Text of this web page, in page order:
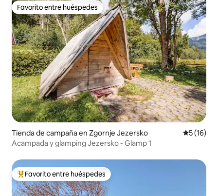
Favorito entre huéspedes
Favorito entre huéspedes
Tienda de campaña en Zgornje Jezersko
5 (16)
Acampada y glamping Jezersko - Glamp 1
De los mejores en Favorito entre huéspedes
Favorito entre huéspedes